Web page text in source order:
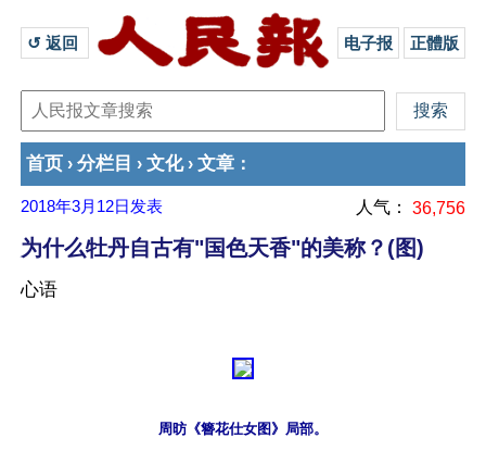
↺ 返回 电子报 正體版
首页 › 分栏目 › 文化› 文章 ：
2018年3月12日 发表 人气： 36,756
为什么牡丹自古有"国色天香"的美称？(图)
心语